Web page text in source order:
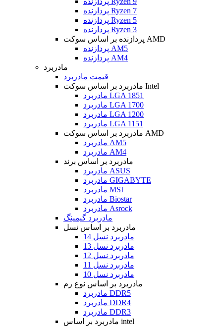
پردازنده Ryzen 7
پردازنده Ryzen 5
پردازنده Ryzen 3
پردازنده بر اساس سوکت AMD
پردازنده AM5
پردازنده AM4
مادربرد
قیمت مادربرد
مادربرد بر اساس سوکت Intel
مادربرد LGA 1851
مادربرد LGA 1700
مادربرد LGA 1200
مادربرد LGA 1151
مادربرد بر اساس سوکت AMD
مادربرد AM5
مادربرد AM4
مادربرد بر اساس برند
مادربرد ASUS
مادربرد GIGABYTE
مادربرد MSI
مادربرد Biostar
مادربرد Asrock
مادربرد گیمینگ
مادربرد بر اساس نسل
مادربرد نسل 14
مادربرد نسل 13
مادربرد نسل 12
مادربرد نسل 11
مادربرد نسل 10
مادربرد بر اساس نوع رم
مادربرد DDR5
مادربرد DDR4
مادربرد DDR3
مادربرد بر اساس intel